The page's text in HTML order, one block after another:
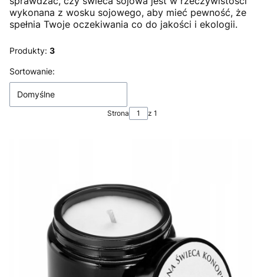
wykonana z wosku sojowego, aby mieć pewność, że
spełnia Twoje oczekiwania co do jakości i ekologii.
Produkty: 3
Lista produktów
Sortowanie:
Domyślne
Strona z 1